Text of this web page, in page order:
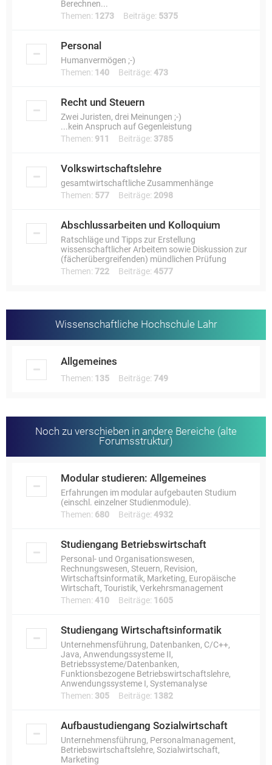
Berechnen...
Themen: 1273 Beiträge: 5375
Personal
Humanvermögen ;-)
Themen: 140 Beiträge: 473
Recht und Steuern
Zwei Juristen, drei Meinungen ;-)
...kein Anspruch auf Gegenleistung
Themen: 911 Beiträge: 3785
Volkswirtschaftslehre
gesamtwirtschaftliche Zusammenhänge
Themen: 577 Beiträge: 2098
Abschlussarbeiten und Kolloquium
Ratschläge und Tipps zur Erstellung
wissenschaftlicher Arbeitem sowie Diskussion zur
(fächerübergreifenden) mündlichen Prüfung
Themen: 722 Beiträge: 4577
Wissenschaftliche Hochschule Lahr
Allgemeines
Themen: 135 Beiträge: 749
Noch zu verschieben in andere Bereiche (alte
Forumsstruktur)
Modular studieren: Allgemeines
Erfahrungen im modular aufgebauten Studium
(einschl. einzelner Studienmodule).
Themen: 680 Beiträge: 4932
Studiengang Betriebswirtschaft
Personal- und Organisationswesen,
Rechnungswesen, Steuern, Revision,
Wirtschaftsinformatik, Marketing, Europäische
Wirtschaft, Touristik, Verkehrsmanagement
Themen: 410 Beiträge: 1605
Studiengang Wirtschaftsinformatik
Unternehmensführung, Datenbanken, C/C++,
Java, Anwendungssysteme II,
Betriebssysteme/Datenbanken,
Funktionsbezogene Betriebswirtschaftslehre,
Anwendungssysteme I, Systemanalyse
Themen: 305 Beiträge: 1382
Aufbaustudiengang Sozialwirtschaft
Unternehmensführung, Personalmanagement,
Betriebswirtschaftslehre, Sozialwirtschaft,
Marketing